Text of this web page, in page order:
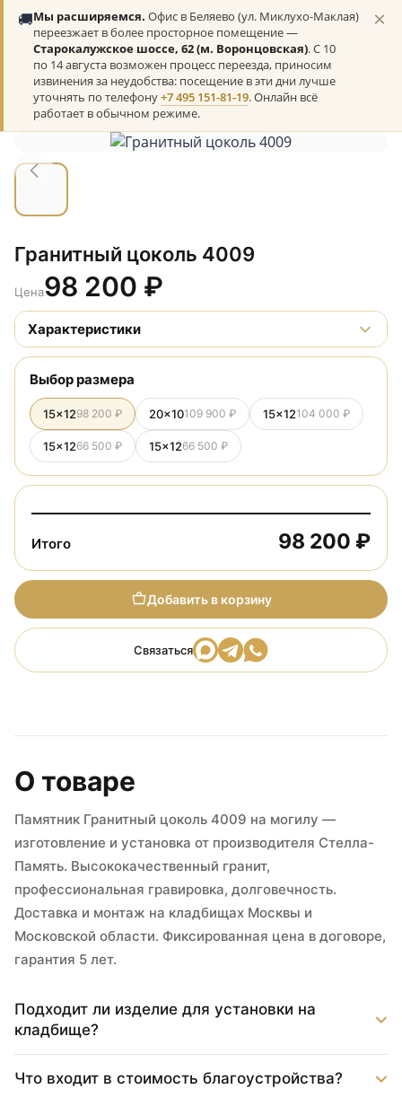
🚚Мы расширяемся. Офис в Беляево (ул. Миклухо-Маклая)
переезжает в более просторное помещение —
Старокалужское шоссе, 62 (м. Воронцовская). С 10
по 14 августа возможен процесс переезда, приносим
извинения за неудобства: посещение в эти дни лучше
уточнять по телефону+7 495 151-81-19. Онлайн всё
работает в обычном режиме.
×
Гранитный цоколь 4009
Цена98 200 ₽
Характеристики
Выбор размера
15x1298 200 ₽ 20x10109 900 ₽ 15x12104 000 ₽
15x1266 500 ₽ 15x1266 500 ₽
Итого 98 200 ₽
Добавить в корзину
Связаться
О товаре
Памятник Гранитный цоколь 4009 на могилу —
изготовление и установка от производителя Стелла-
Память. Высококачественный гранит,
профессиональная гравировка, долговечность.
Доставка и монтаж на кладбищах Москвы и
Московской области. Фиксированная цена в договоре,
гарантия 5 лет.
Подходит ли изделие для установки на
кладбище?
Что входит в стоимость благоустройства?